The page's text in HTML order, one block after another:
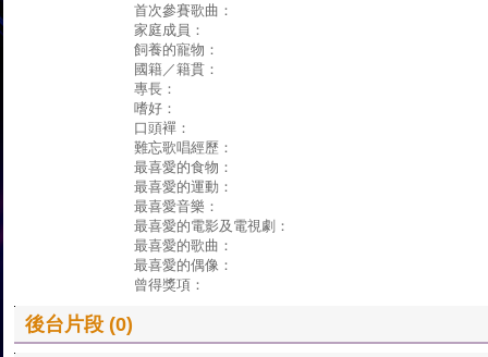
首次參賽歌曲：
家庭成員：
飼養的寵物：
國籍／籍貫：
專長：
嗜好：
口頭襌：
難忘歌唱經歷：
最喜愛的食物：
最喜愛的運動：
最喜愛音樂：
最喜愛的電影及電視劇：
最喜愛的歌曲：
最喜愛的偶像：
曾得獎項：
後台片段 (0)